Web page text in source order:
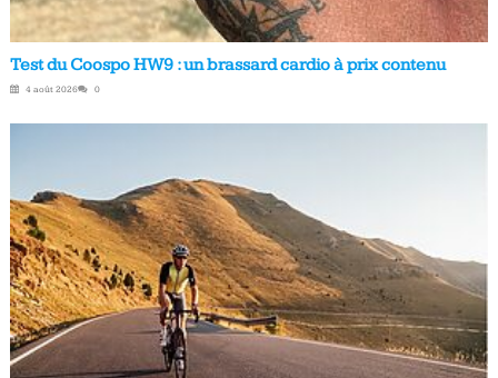
Test du Coospo HW9 : un brassard cardio à prix contenu
4 août 2026 0